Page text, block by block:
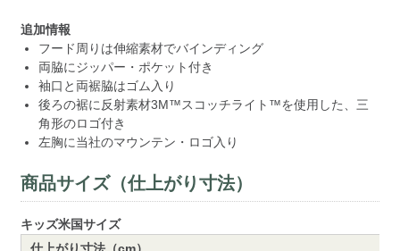
追加情報
フード周りは伸縮素材でバインディング
両脇にジッパー・ポケット付き
袖口と両裾脇はゴム入り
後ろの裾に反射素材3M™スコッチライト™を使用した、三
角形のロゴ付き
左胸に当社のマウンテン・ロゴ入り
商品サイズ（仕上がり寸法）
キッズ米国サイズ